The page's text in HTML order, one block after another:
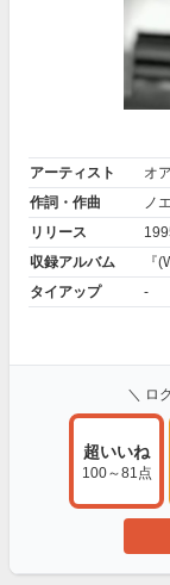
アーティスト
オ
作詞・作曲
ノ
リリース
収録アルバム
『
タイアップ
-
＼ ロ
超いいね
100～81点